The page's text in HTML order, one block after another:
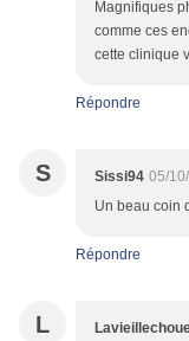
Magnifiques
comme ces
cette clinique
Répondre
S Sissi94 05/
Un beau coin
Répondre
L